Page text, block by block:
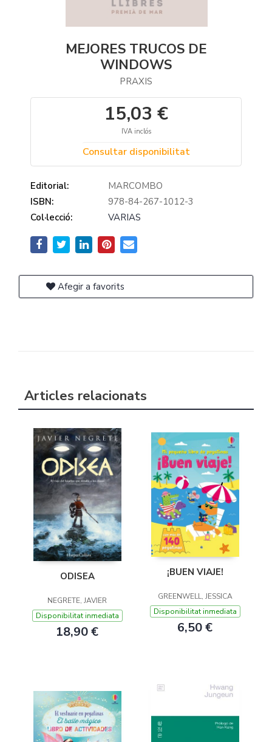
MEJORES TRUCOS DE
WINDOWS
PRAXIS
15,03 €
IVA inclós
Consultar disponibilitat
Editorial:
MARCOMBO
ISBN:
978-84-267-1012-3
Col·lecció:
VARIAS
Afegir a favorits
Articles relacionats
ODISEA
NEGRETE, JAVIER
Disponibilitat inmediata
18,90 €
¡BUEN VIAJE!
GREENWELL, JESSICA
Disponibilitat inmediata
6,50 €